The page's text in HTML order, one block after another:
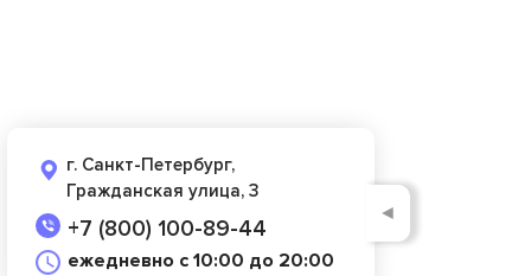
г. Санкт-Петербург,
Гражданская улица, 3
+7 (800) 100-89-44
ежедневно с 10:00 до 20:00
◄